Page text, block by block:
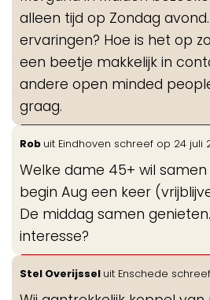
alleen tijd op Zondag
ervaringen? Hoe is het op
een beetje makkelijk in
andere open minded
graag.
Rob uit Eindhoven schreef op 24 juli
Welke dame 45+ wil
begin Aug een keer
De middag samen
interesse?
Stel Overijssel uit Enschede